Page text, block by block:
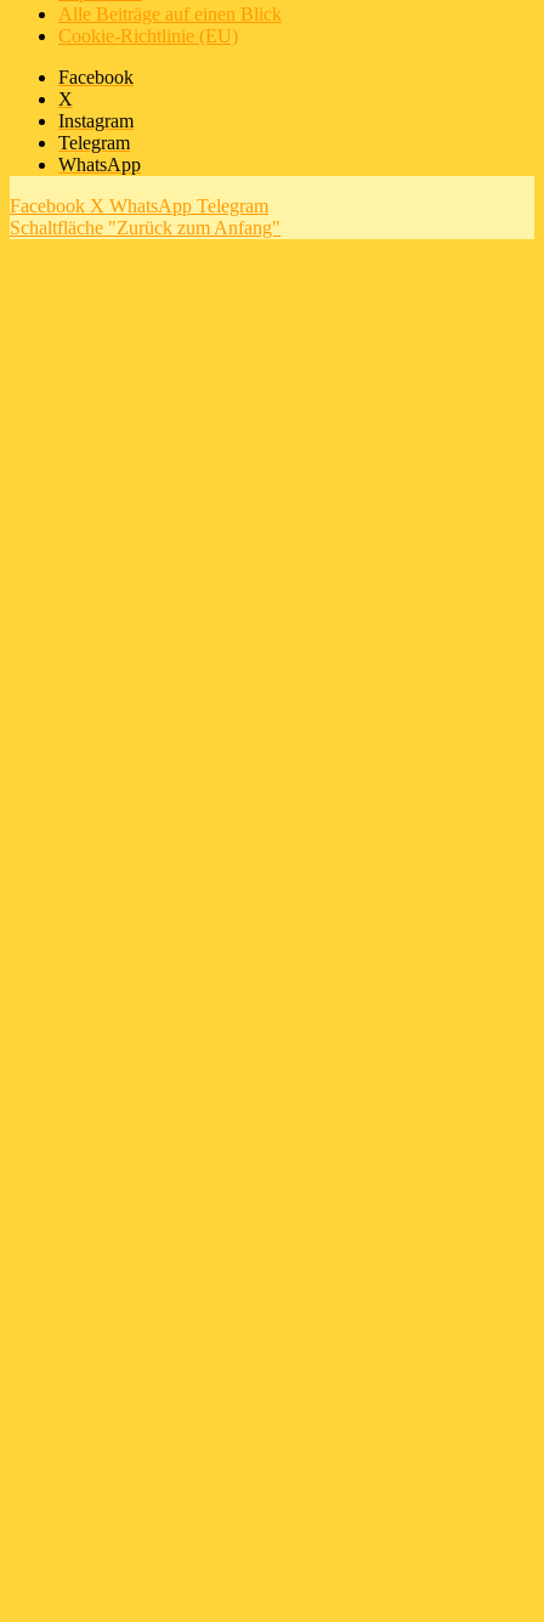
Alle Beiträge auf einen Blick
Cookie-Richtlinie (EU)
Facebook
X
Instagram
Telegram
WhatsApp
Facebook X WhatsApp Telegram
Schaltfläche "Zurück zum Anfang"